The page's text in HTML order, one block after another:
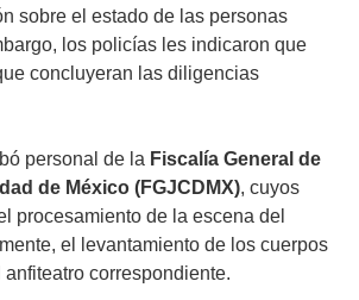
sobre el estado de las personas
los policías les indicaron que
concluyeran las diligencias
personal de la Fiscalía General de
de México (FGJCDMX), cuyos
procesamiento de la escena del
el levantamiento de los cuerpos
correspondiente.